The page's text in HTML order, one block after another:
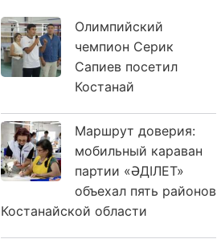
Олимпийский
чемпион Серик
Сапиев посетил
Костанай
Маршрут доверия:
мобильный караван
партии «ӘДІЛЕТ»
объехал пять районов
Костанайской области